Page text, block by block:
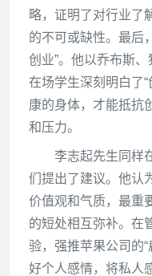
略，证明了对行业了
的不可或缺性。最后
创业”。他以乔布斯
在场学生深刻明白了
康的身体，才能抵抗
和压力。
李志起先生同样
们提出了建议。他认
价值观和气质，最重
的短处相互弥补。在
验，强推苹果公司的
好个人感情，将私人